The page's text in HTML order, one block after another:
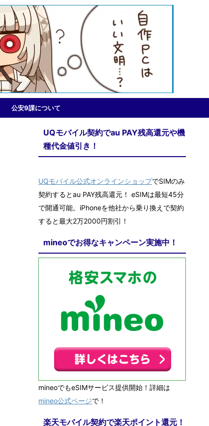
公安9課について
UQモバイル契約でau PAY残高還元や機
種代金値引き！
UQモバイル公式オンラインショップでSIMのみ
契約するとau PAY残高還元！ eSIMは最短45分
で開通可能。iPhoneを他社から乗り換えで契約
すると最大2万2000円割引！
mineoでお得なキャンペーン実施中！
mineoでもeSIMサービス提供開始！詳細は
mineo公式ページで！
楽天モバイル契約で楽天ポイント還元！